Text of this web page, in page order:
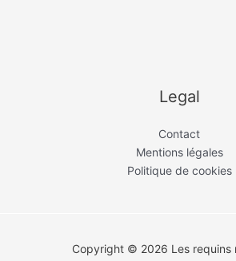
Legal
Contact
Mentions légales
Politique de cookies
Copyright © 2026 Les requins